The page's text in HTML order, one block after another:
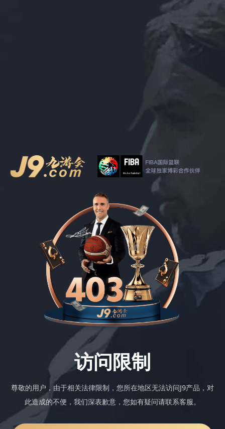
访问限制
尊敬的用户，由于相关法律限制，您所在地区无法访问J9产品，对
此造成的不便，我们深表歉意，您如有疑问请联系客服。